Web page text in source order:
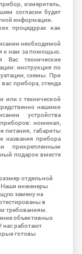
измеритель,
согласии будет
информации.
процедурах как
необходимой
к нам за помощью.
Вас технические
инструкция по
схемы. При
прибора, стенда
или с технической
нашими
устройства
номинал,
питания, габариты
названия прибора
прикрепленным
подарок вместе
отдельной
Наши инженеры
замену на
в
требованиям.
объективных
нас работают
готовы